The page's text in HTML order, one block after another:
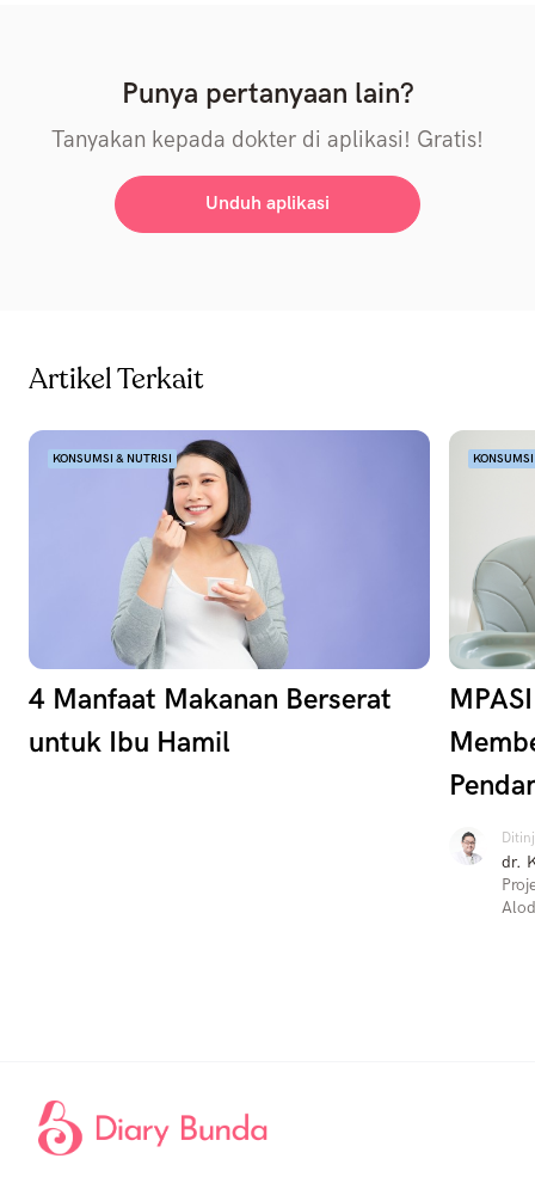
Punya pertanyaan lain?
Tanyakan kepada dokter di aplikasi! Gratis!
Unduh aplikasi
Artikel Terkait
KONSUMSI & NUTRISI
4 Manfaat Makanan Berserat
untuk Ibu Hamil
dr.